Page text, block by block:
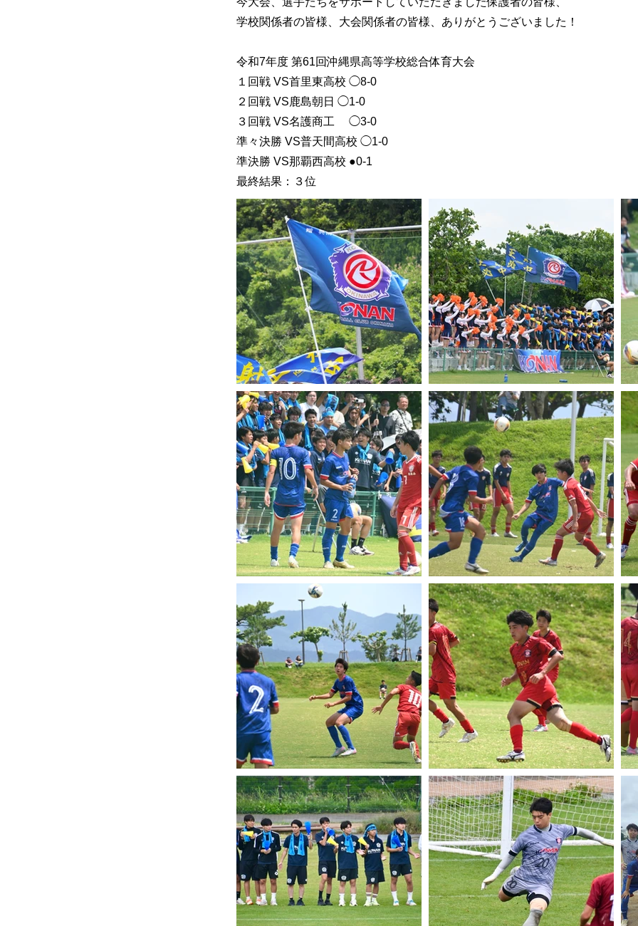
学校関係者の皆様、大会関係者の皆様、ありがとうございました！
令和7年度 第61回沖縄県高等学校総合体育大会
１回戦 VS首里東高校 ◯8-0
２回戦 VS鹿島朝日 ◯1-0
３回戦 VS名護商工 ◯3-0
準々決勝 VS普天間高校 ◯1-0
準決勝 VS那覇西高校 ●0-1
最終結果：３位